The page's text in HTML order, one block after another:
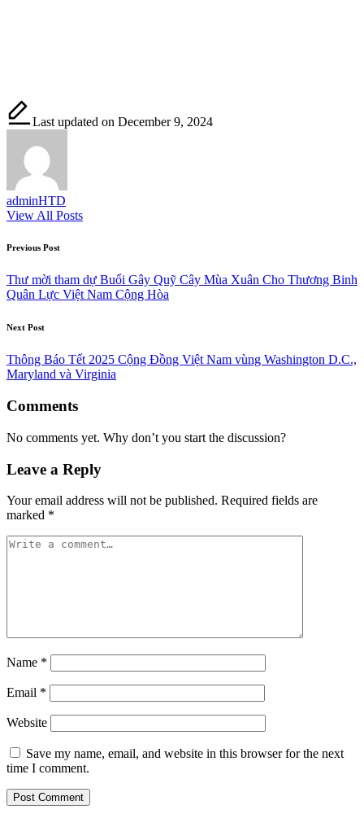
Last updated on December 9, 2024
adminHTD
View All Posts
Post
navigation
Previous Post
Thư mời tham dự Buổi Gây Quỹ Cây Mùa Xuân Cho Thương Binh
Quân Lực Việt Nam Cộng Hòa
Next Post
Thông Báo Tết 2025 Cộng Đồng Việt Nam vùng Washington D.C.,
Maryland và Virginia
Comments
No comments yet. Why don’t you start the discussion?
Leave a Reply
Your email address will not be published. Required fields are
marked *
Name *
Email *
Website
Save my name, email, and website in this browser for the next
time I comment.